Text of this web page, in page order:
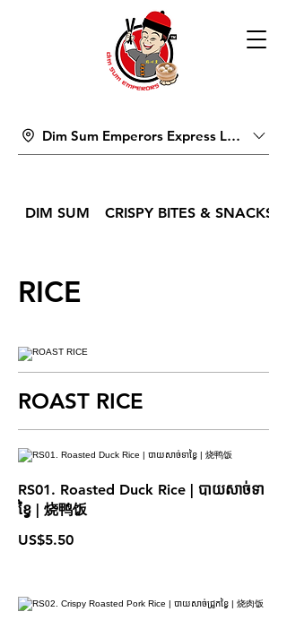
Dim Sum Emperors Express Lucky
DIM SUM CRISPY BITES & SNACKS
RICE
ROAST RICE
RS01. Roasted Duck Rice | បាយសាច់ទា
ខ្វៃ | 烧鸭饭
US$5.50